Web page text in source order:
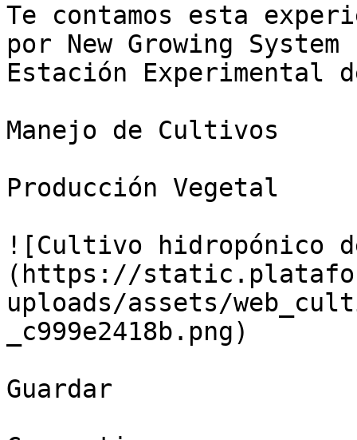
Te contamos esta
por New Growing
Estación Experimental
Manejo de Cultivos
Producción Vegetal
![Cultivo hidropónico
(https://
uploads/assets/
_c999e2418b.png)
Guardar